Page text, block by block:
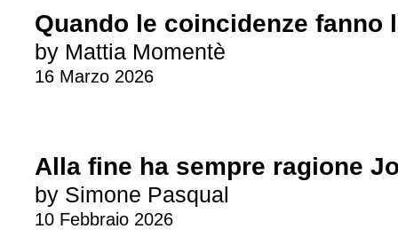
Quando le coincidenze fanno
by Mattia Momentè
16 Marzo 2026
Alla fine ha sempre ragione
by Simone Pasqual
10 Febbraio 2026